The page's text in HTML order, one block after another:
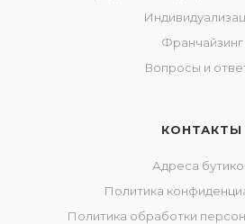
Франчайзинг
Вопросы и
КОНТАКТЫ
Адреса
Политика
Политика обработки